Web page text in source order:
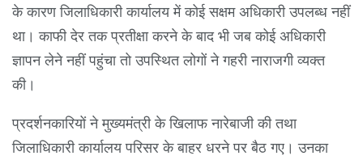
के कारण जिलाधिकारी कार्यालय में कोई सक्षम अधिकारी उपलब्ध नहीं
था। काफी देर तक प्रतीक्षा करने के बाद भी जब कोई अधिकारी
ज्ञापन लेने नहीं पहुंचा तो उपस्थित लोगों ने गहरी नाराजगी व्यक्त
की।
प्रदर्शनकारियों ने मुख्यमंत्री के खिलाफ नारेबाजी की तथा
जिलाधिकारी कार्यालय परिसर के बाहर धरने पर बैठ गए। उनका